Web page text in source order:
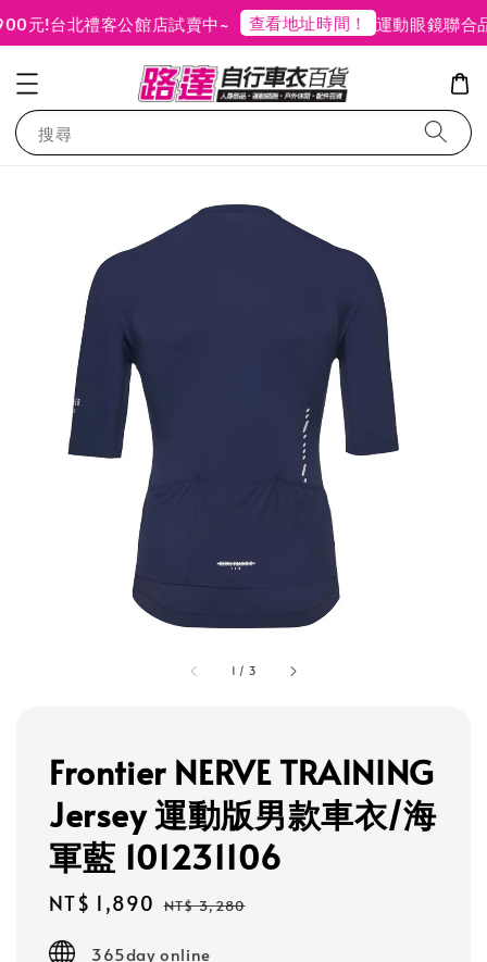
台北禮客公館店試賣中~ 查看地址時間！ 運動眼鏡聯合品牌特
搜尋
1 / 3
Frontier NERVE TRAINING
Jersey 運動版男款車衣/海
軍藍 101231106
Sale
NT$ 1,890 Regular
NT$ 3,280
365day online